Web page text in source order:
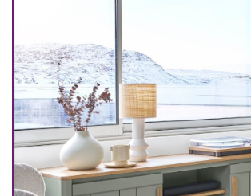
décoration